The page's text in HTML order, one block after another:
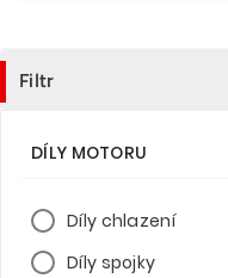
Filtr
DÍLY MOTORU
Díly chlazení
Díly spojky